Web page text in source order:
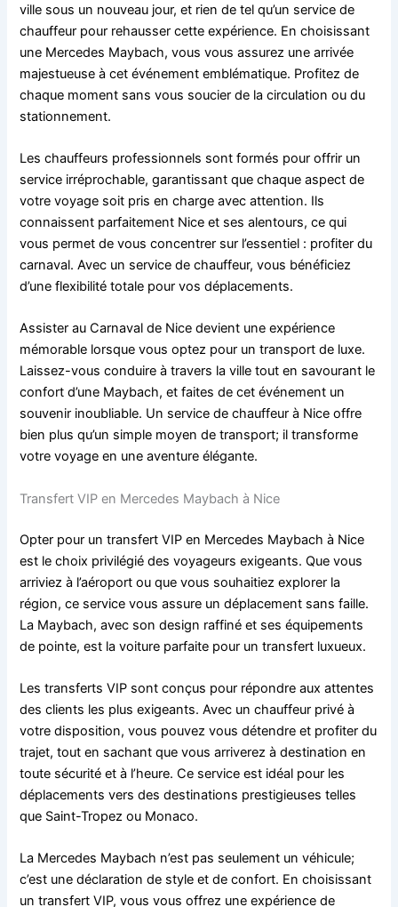
ville sous un nouveau jour, et rien de tel qu’un service de
chauffeur pour rehausser cette expérience. En choisissant
une Mercedes Maybach, vous vous assurez une arrivée
majestueuse à cet événement emblématique. Profitez de
chaque moment sans vous soucier de la circulation ou du
stationnement.
Les chauffeurs professionnels sont formés pour offrir un
service irréprochable, garantissant que chaque aspect de
votre voyage soit pris en charge avec attention. Ils
connaissent parfaitement Nice et ses alentours, ce qui
vous permet de vous concentrer sur l’essentiel : profiter du
carnaval. Avec un service de chauffeur, vous bénéficiez
d’une flexibilité totale pour vos déplacements.
Assister au Carnaval de Nice devient une expérience
mémorable lorsque vous optez pour un transport de luxe.
Laissez-vous conduire à travers la ville tout en savourant le
confort d’une Maybach, et faites de cet événement un
souvenir inoubliable. Un service de chauffeur à Nice offre
bien plus qu’un simple moyen de transport; il transforme
votre voyage en une aventure élégante.
Transfert VIP en Mercedes Maybach à Nice
Opter pour un transfert VIP en Mercedes Maybach à Nice
est le choix privilégié des voyageurs exigeants. Que vous
arriviez à l’aéroport ou que vous souhaitiez explorer la
région, ce service vous assure un déplacement sans faille.
La Maybach, avec son design raffiné et ses équipements
de pointe, est la voiture parfaite pour un transfert luxueux.
Les transferts VIP sont conçus pour répondre aux attentes
des clients les plus exigeants. Avec un chauffeur privé à
votre disposition, vous pouvez vous détendre et profiter du
trajet, tout en sachant que vous arriverez à destination en
toute sécurité et à l’heure. Ce service est idéal pour les
déplacements vers des destinations prestigieuses telles
que Saint-Tropez ou Monaco.
La Mercedes Maybach n’est pas seulement un véhicule;
c’est une déclaration de style et de confort. En choisissant
un transfert VIP, vous vous offrez une expérience de